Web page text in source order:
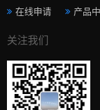
在线申请 产品
关注我们